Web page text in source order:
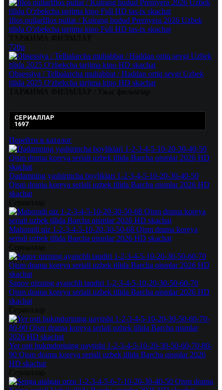
Iflos pullarIflos pullar / Kulrang hudud Premyera 2026 Uzbek
tilida O'zbekcha tarjima kino Full HD tas-ix skachat
720p
Obsessiya / Telbalarcha muhabbat / Haddan ortiq sevgi Uzbek
tilida 2025 O'zbekcha tarjima kino HD skachat
СЕРИАЛЛАР
1697
Перейти в каталог
Dadamning yashirincha boyliklari 1-2-3-4-5-10-20-30-40-50
Qism drama koreya seriali uzbek tilida Barcha qismlar 2026 HD
skachat
Mahoratli qiz 1-2-3-4-5-10-20-30-50-68 Qism drama koreya
seriali uzbek tilida Barcha qismlar 2026 HD skachat
Saqov qizning ayanchli taqdiri 1-2-3-4-5-10-20-30-50-60-70
Qism drama koreya seriali uzbek tilida Barcha qismlar 2026 HD
skachat
Yer osti hukmdorining qaytishi 1-2-3-4-5-10-20-30-50-60-70-80-
90 Qism drama koreya seriali uzbek tilida Barcha qismlar 2026
HD skachat